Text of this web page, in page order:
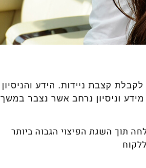
משנת 2006 לקוחות בתביעות לקבלת קצבת ניידות. הידע והניסיון
וניסיון נרחב אשר נצבר במשך
תוך השגת הפיצוי הגבוה ביותר